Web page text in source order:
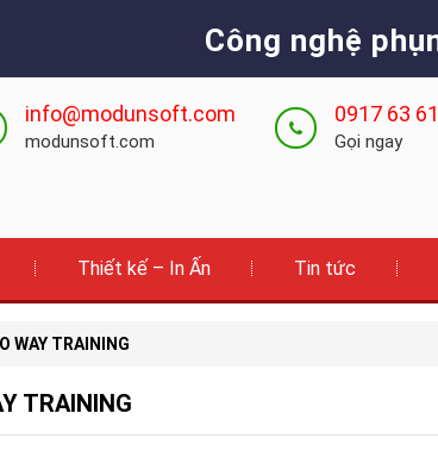
Công nghệ
info@modunsoft.com
modunsoft.com
0917 63
Gọi ngay
Thiết kế – In Ấn Tin tức
WAY TRAINING
TRAINING